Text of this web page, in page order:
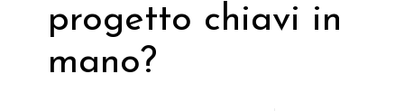
progetto chiavi in
mano?